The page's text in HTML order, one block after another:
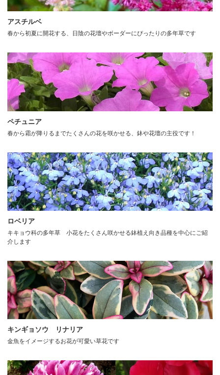
アスチルベ
春から初夏に開花する、日陰の花壇やボーダーにぴったりの多年草です
ペチュニア
春から霜が降りるまでたくさんの花を咲かせる、鉢や花壇の主役です！
ロベリア
キキョウ科の多年草 小花をたくさん咲かせる鉢植え向き品種を中心にご紹
介します
キンギョソウ リナリア
金魚をイメージするお花が可愛い草花です